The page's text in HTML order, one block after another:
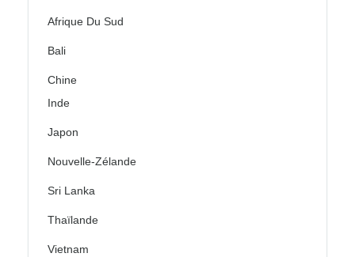
Afrique Du Sud
Bali
Chine
Inde
Japon
Nouvelle-Zélande
Sri Lanka
Thaïlande
Vietnam